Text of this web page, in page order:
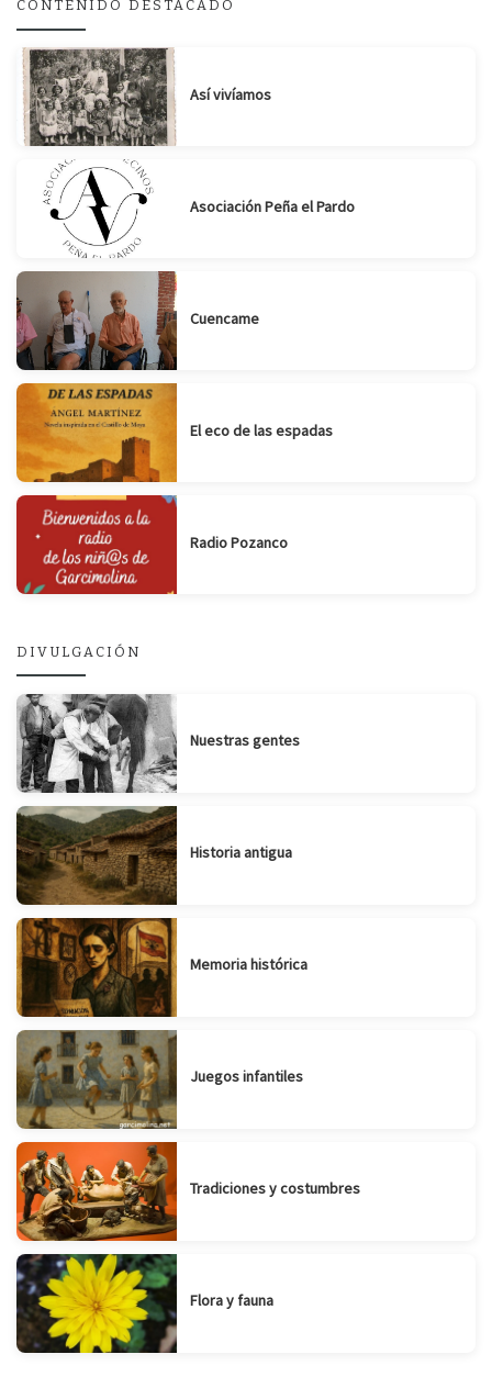
CONTENIDO DESTACADO
Así vivíamos
Asociación Peña el Pardo
Cuencame
El eco de las espadas
Radio Pozanco
DIVULGACIÓN
Nuestras gentes
Historia antigua
Memoria histórica
Juegos infantiles
Tradiciones y costumbres
Flora y fauna